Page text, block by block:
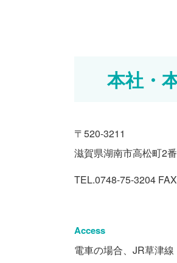
本社・
〒520-3211
滋賀県湖南市高松町2
TEL.0748-75-3204
Access
電車の場合、JR草津